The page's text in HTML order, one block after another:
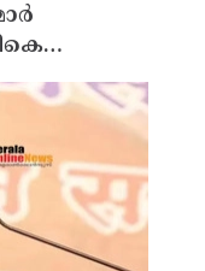
ഇത്
പദ്ധതി